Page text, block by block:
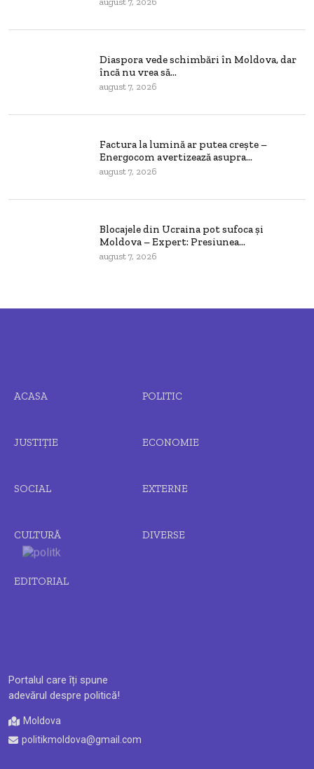
Diaspora vede schimbări în Moldova, dar
încă nu vrea să...
august 7, 2026
Factura la lumină ar putea crește –
Energocom avertizează asupra...
august 7, 2026
Blocajele din Ucraina pot sufoca și
Moldova – Expert: Presiunea...
august 7, 2026
Portalul care îți spune
adevărul despre politică!
Moldova
politikmoldova@gmail.com
ACASA POLITIC
JUSTIȚIE ECONOMIE
SOCIAL EXTERNE
CULTURĂ DIVERSE
EDITORIAL